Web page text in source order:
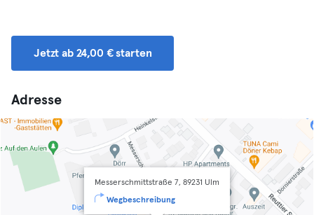
Jetzt ab 24,00 € starten
Adresse
Messerschmittstraße 7, 89231 Ulm
Wegbeschreibung